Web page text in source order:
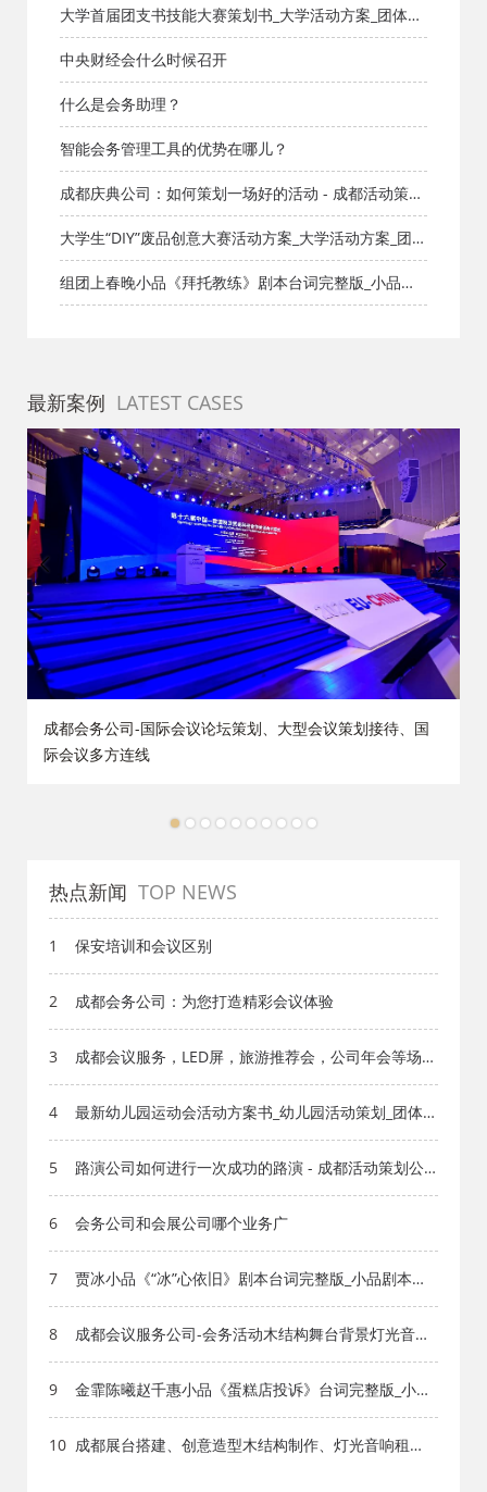
大学首届团支书技能大赛策划书_大学活动方案_团体活
动_成都活动公司网_策划网_方案网_文案网_文档网
中央财经会什么时候召开
什么是会务助理？
智能会务管理工具的优势在哪儿？
成都庆典公司：如何策划一场好的活动 - 成都活动策划
公司
大学生“DIY”废品创意大赛活动方案_大学活动方案_团体
活动_成都活动公司网-策划网,方案网,网站策划,网站计
组团上春晚小品《拜托教练》剧本台词完整版_小品剧
最新案例 LATEST CASES
成都会务公司-国际会议论坛策划、大型会议策划接待、国
际会议多方连线
5 6 7 8 9 10
热点新闻 TOP NEWS
1 保安培训和会议区别
2 成都会务公司：为您打造精彩会议体验
3
成都会议服务，LED屏，旅游推荐会，公司年会等场
4
最新幼儿园运动会活动方案书_幼儿园活动策划_团体活
5
路演公司如何进行一次成功的路演 - 成都活动策划公
6
会务公司和会展公司哪个业务广
7
贾冰小品《“冰”心依旧》剧本台词完整版_小品剧本库_
网
8
成都会议服务公司-会务活动木结构舞台背景灯光音响
9
金霏陈曦赵千惠小品《蛋糕店投诉》台词完整版_小品
网_文档网
10 成都展台搭建、创意造型木结构制作、灯光音响租